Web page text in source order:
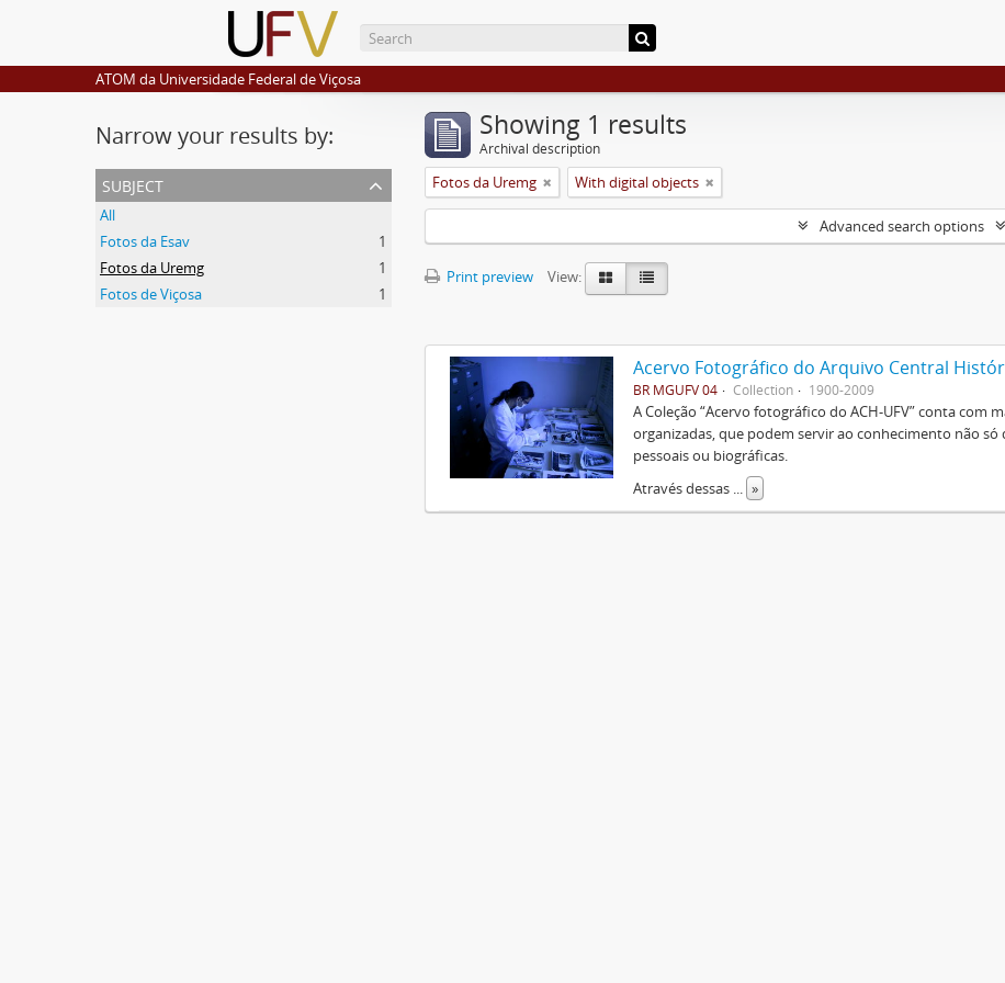
ATOM da Universidade Federal de Viçosa
Narrow your results by:
subject
All
Fotos da Esav
1
Fotos da Uremg
1
Fotos de Viçosa
1
Showing 1 results
Archival description
Fotos da Uremg With digital objects
Advanced search options
Print preview
View:
Acervo Fotográfico do Arquivo Central
BR MGUFV 04 Collection 1900-2009
A Coleção “Acervo fotográfico do ACH-UFV” conta com
organizadas, que podem servir ao conhecimento não
pessoais ou biográficas.
Através dessas
»